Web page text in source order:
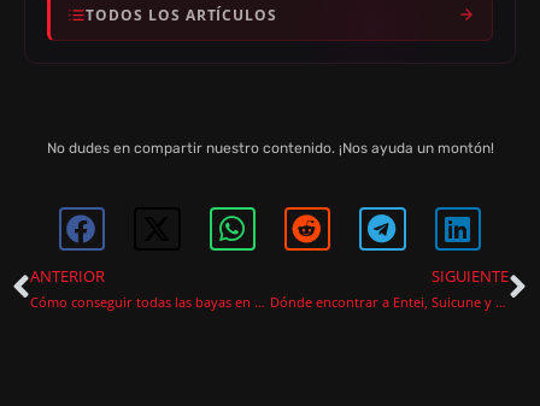
TODOS LOS ARTÍCULOS
No dudes en compartir nuestro contenido. ¡Nos ayuda un montón!
ANTERIOR
Cómo conseguir todas las bayas en Pokémon Pokopia
SIGUIENTE
Dónde encontrar a Entei, Suicune y Raikou en Pokémon Pokopia